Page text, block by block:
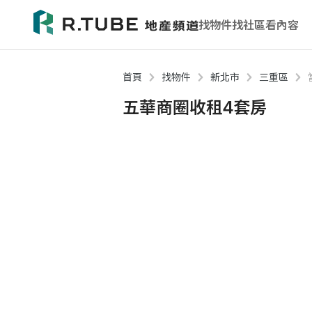
找物件找社區看內容
首頁 找物件 新北市 三重區
五華商圈收租4套房